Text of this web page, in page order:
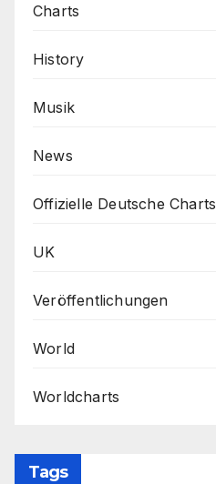
Charts
History
Musik
News
Offizielle Deutsche Charts
UK
Veröffentlichungen
World
Worldcharts
Tags